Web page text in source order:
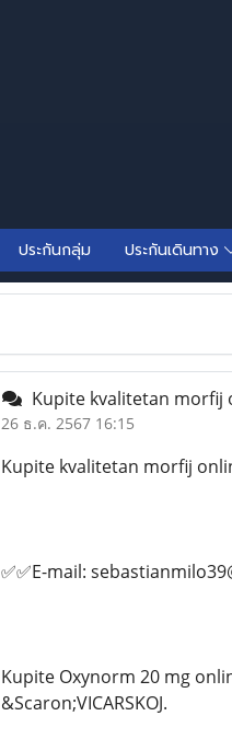
ประกันกลุ่ม ประกันเดินทาง
Kupite kvalitetan morfij
26 ธ.ค. 2567 16:15
Kupite kvalitetan morfij
✅✅E-mail:
Kupite Oxynorm 20 mg
&Scaron;VICARSKOJ.